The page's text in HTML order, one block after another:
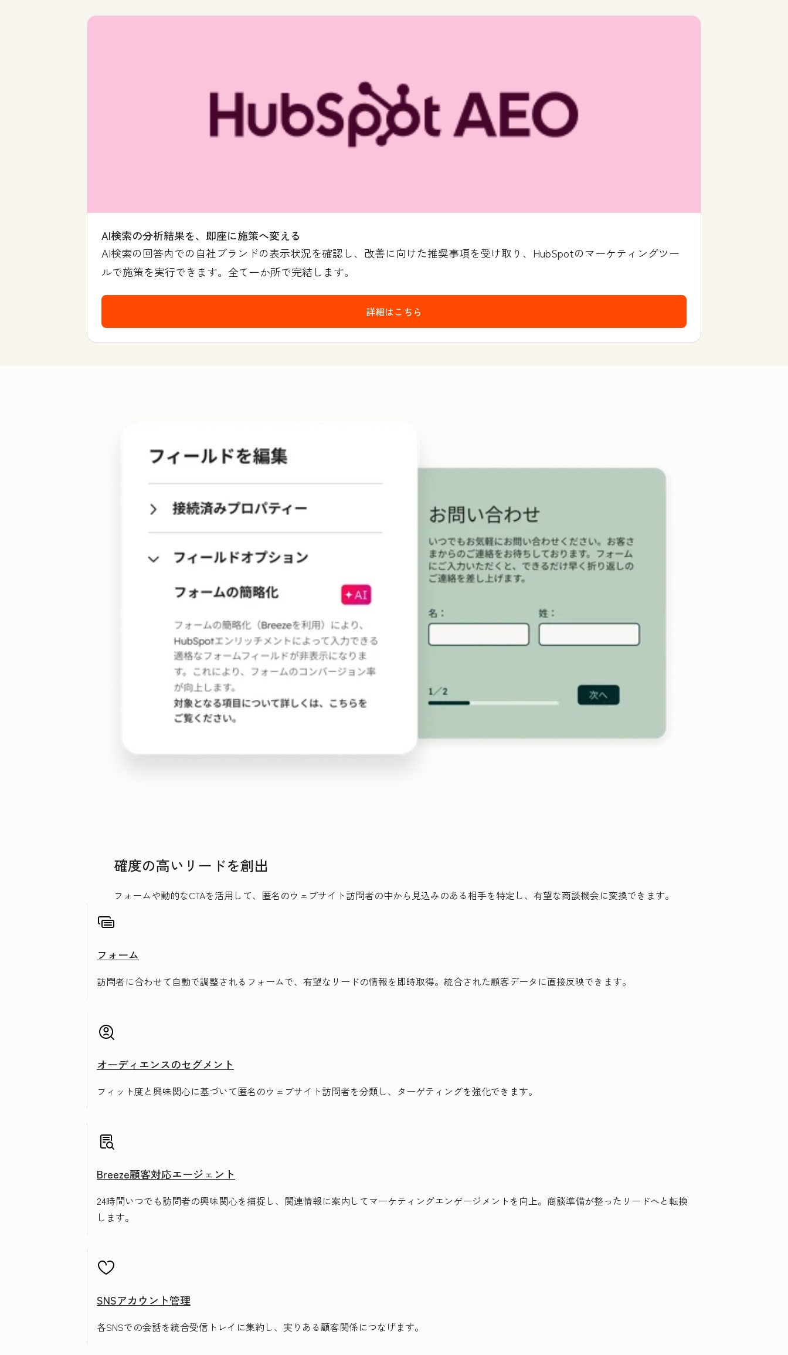
AI検索の分析結果を、即座に施策へ変える
AI検索の回答内での自社ブランドの表示状況を確認し、改善に向けた推奨事項を受け取り、HubSpotのマーケティングツー
ルで施策を実行できます。全て一か所で完結します。
詳細はこちら
確度の高いリードを創出
フォームや動的なCTAを活用して、匿名のウェブサイト訪問者の中から見込みのある相手を特定し、有望な商談機会に変換できます。
フォーム
訪問者に合わせて自動で調整されるフォームで、有望なリードの情報を即時取得。統合された顧客データに直接反映できます。
オーディエンスのセグメント
フィット度と興味関心に基づいて匿名のウェブサイト訪問者を分類し、ターゲティングを強化できます。
Breeze顧客対応エージェント
24時間いつでも訪問者の興味関心を捕捉し、関連情報に案内してマーケティングエンゲージメントを向上。商談準備が整ったリードへと転換
します。
SNSアカウント管理
各SNSでの会話を統合受信トレイに集約し、実りある顧客関係につなげます。